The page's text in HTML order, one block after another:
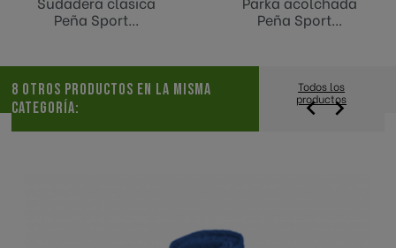
Peña Sport...
Peña Sport...
8 OTROS PRODUCTOS EN LA MISMA
CATEGORÍA:
Todos los
productos
